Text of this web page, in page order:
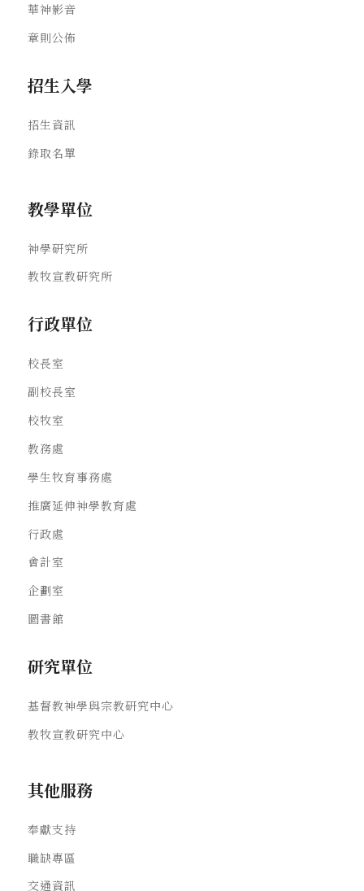
華神影音
章則公佈
招生入學
招生資訊
錄取名單
教學單位
神學研究所
教牧宣教研究所
行政單位
校長室
副校長室
校牧室
教務處
學生牧育事務處
推廣延伸神學教育處
行政處
會計室
企劃室
圖書館
研究單位
基督教神學與宗教研究中心
教牧宣教研究中心
其他服務
奉獻支持
職缺專區
交通資訊